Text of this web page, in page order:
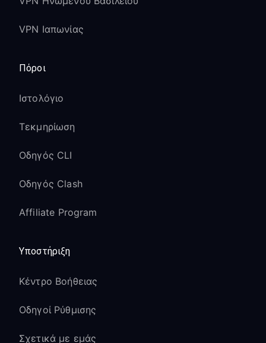
VPN Ιαπωνίας
Πόροι
Ιστολόγιο
Τεκμηρίωση
Οδηγός CLI
Οδηγός Clash
Affiliate Program
Υποστήριξη
Κέντρο Βοήθειας
Οδηγοί Ρύθμισης
Σχετικά με εμάς